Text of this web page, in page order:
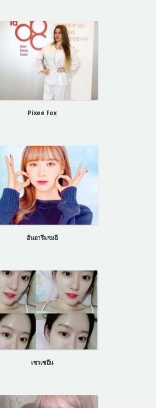
Pixee Fox
ฮันอารึมซงอี
เชวเซอึน